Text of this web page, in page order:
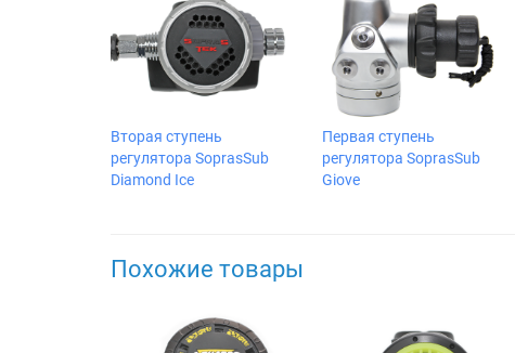
Вторая ступень
регулятора SoprasSub
Diamond Ice
Первая ступень
регулятора SoprasSub
Giove
Похожие товары